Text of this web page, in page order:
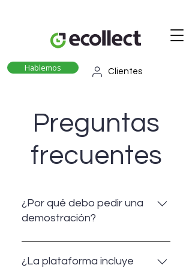
Clientes
Hablemos
Preguntas
frecuentes
¿Por qué debo pedir una
demostración?
Al pedir una demo de nuestro
software podrás saber lo que tu
¿La plataforma incluye